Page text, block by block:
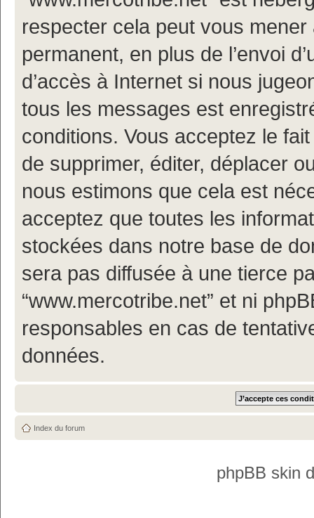
respecter cela peut vous
permanent, en plus de l’envoi
d’accès à Internet si nous
tous les messages est
conditions. Vous acceptez le
de supprimer, éditer, déplacer
nous estimons que cela est
acceptez que toutes les
stockées dans notre base de
sera pas diffusée à une tierce
“www.mercotribe.net” et ni
responsables en cas de
données.
Index du forum
phpBB skin